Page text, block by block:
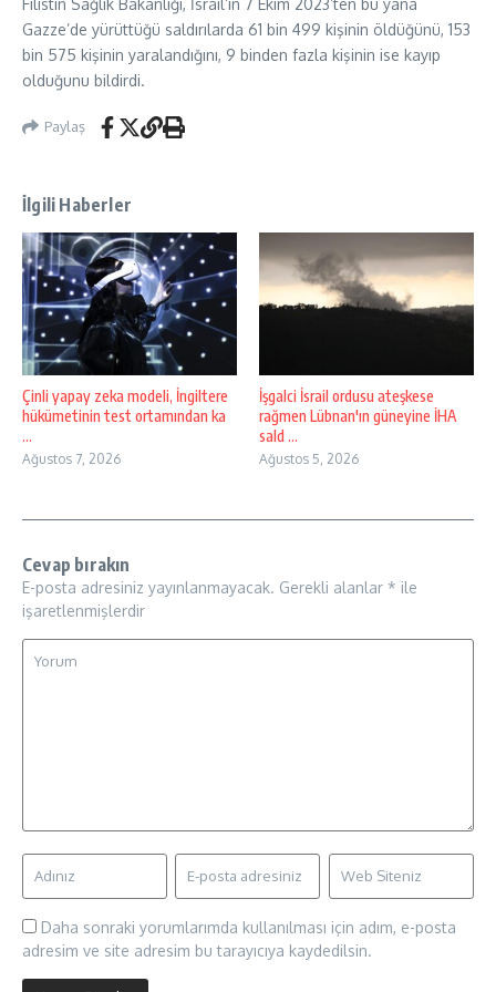
Gazze’de yürüttüğü saldırılarda 61 bin 499 kişinin öldüğünü, 153
bin 575 kişinin yaralandığını, 9 binden fazla kişinin ise kayıp
olduğunu bildirdi.
Paylaş
İlgili Haberler
Çinli yapay zeka modeli, İngiltere
hükümetinin test ortamından ka
...
Ağustos 7, 2026
İşgalci İsrail ordusu ateşkese
rağmen Lübnan'ın güneyine İHA
sald ...
Ağustos 5, 2026
Cevap bırakın
E-posta adresiniz yayınlanmayacak. Gerekli alanlar * ile
işaretlenmişlerdir
Daha sonraki yorumlarımda kullanılması için adım, e-posta
adresim ve site adresim bu tarayıcıya kaydedilsin.